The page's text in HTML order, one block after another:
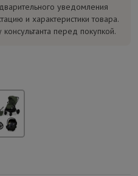
уведомления
и характеристики товара.
перед покупкой.